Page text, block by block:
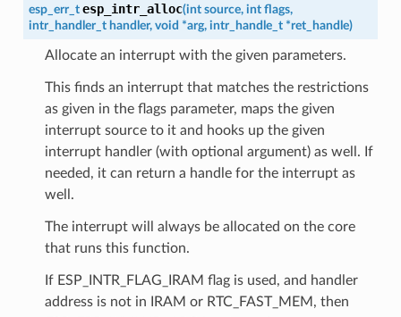
esp_err_t esp_intr_alloc(int source, int flags,
intr_handler_t handler, void *arg, intr_handle_t *ret_handle)
Allocate an interrupt with the given parameters.
This finds an interrupt that matches the restrictions
as given in the flags parameter, maps the given
interrupt source to it and hooks up the given
interrupt handler (with optional argument) as well. If
needed, it can return a handle for the interrupt as
well.
The interrupt will always be allocated on the core
that runs this function.
If ESP_INTR_FLAG_IRAM flag is used, and handler
address is not in IRAM or RTC_FAST_MEM, then